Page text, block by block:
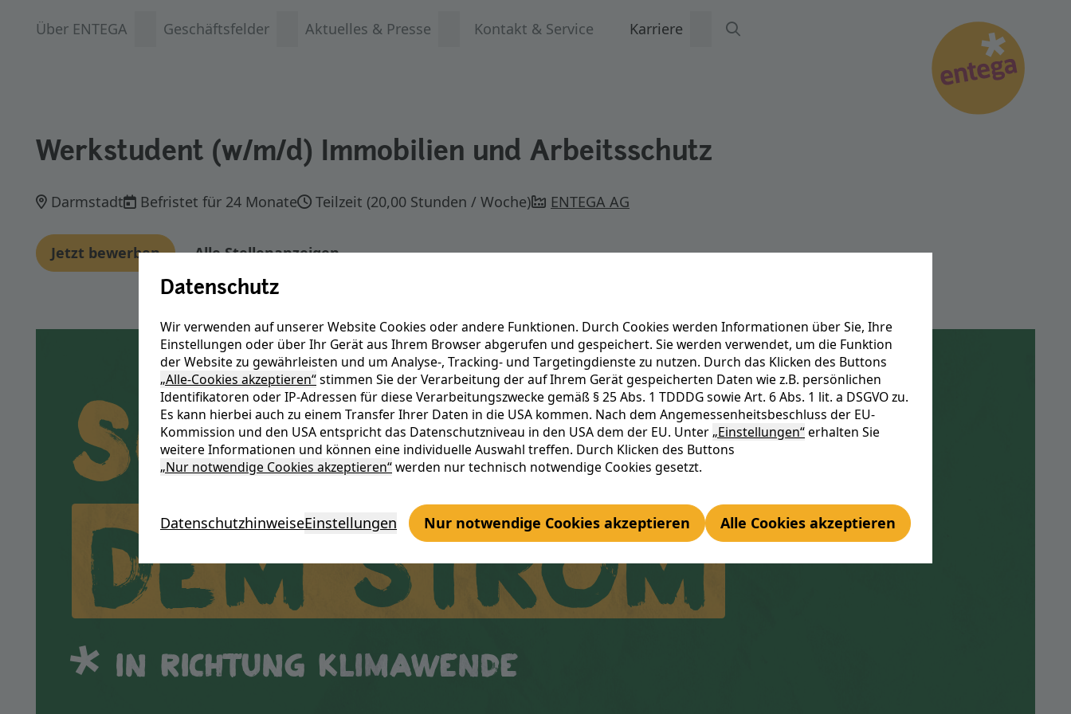
Datenschutz
Wir verwenden auf unserer Website Cookies oder andere Funktionen. Durch Cookies werden Informationen über Sie, Ihre
Einstellungen oder über Ihr Gerät aus Ihrem Browser abgerufen und gespeichert. Sie werden verwendet, um die Funktion
der Website zu gewährleisten und um Analyse-, Tracking- und Targetingdienste zu nutzen. Durch das Klicken des Buttons
„Alle-Cookies akzeptieren“stimmen Sie der Verarbeitung der auf Ihrem Gerät gespeicherten Daten wie z.B. persönlichen
Identifikatoren oder IP-Adressen für diese Verarbeitungszwecke gemäß § 25 Abs. 1 TDDDG sowie Art. 6 Abs. 1 lit. a DSGVO zu.
Es kann hierbei auch zu einem Transfer Ihrer Daten in die USA kommen. Nach dem Angemessenheitsbeschluss der EU-
Kommission und den USA entspricht das Datenschutzniveau in den USA dem der EU. Unter„Einstellungen“erhalten Sie
weitere Informationen und können eine individuelle Auswahl treffen. Durch Klicken des Buttons
„Nur notwendige Cookies akzeptieren“werden nur technisch notwendige Cookies gesetzt.
DatenschutzhinweiseEinstellungen Nur notwendige Cookies akzeptieren Alle Cookies akzeptieren
Über ENTEGA Geschäftsfelder Aktuelles & Presse Kontakt & Service Karriere
Werkstudent (w/m/d) Immobilien und Arbeitsschutz
Darmstadt Befristet für 24 Monate Teilzeit (20,00 Stunden / Woche) ENTEGA AG
Jetzt bewerben Alle Stellenanzeigen
Schwimm mit
dem Strom
In Richtung Klimawende